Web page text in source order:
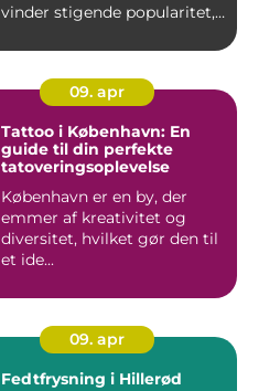
vinder stigende popularitet,
09. apr
Tattoo i København: En
guide til din perfekte
tatoveringsoplevelse
København er en by, der
emmer af kreativitet og
diversitet, hvilket gør den til
et ide...
09. apr
Fedtfrysning i Hillerød